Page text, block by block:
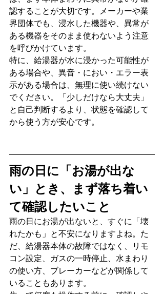
認することが大切です。メーカーや業
界団体でも、浸水した機器や、異常が
ある機器をそのまま使わないよう注意
を呼びかけています。
特に、給湯器が水に浸かった可能性が
ある場合や、異音・におい・エラー表
示がある場合は、無理に使い続けない
でください。「少しだけなら大丈夫」
と自己判断するより、状態を確認して
から使う方が安心です。
雨の日に「お湯が出な
い」とき、まず落ち着い
て確認したいこと
雨の日にお湯が出ないと、すぐに「壊
れたかも」と不安になりますよね。た
だ、給湯器本体の故障ではなく、リモ
コン設定、ガスの一時停止、水まわり
の使い方、ブレーカーなどが関係して
いることもあります。